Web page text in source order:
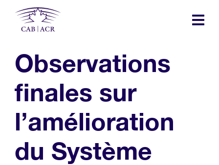
Skip
to
Observations
finales sur
l’amélioration
du Système